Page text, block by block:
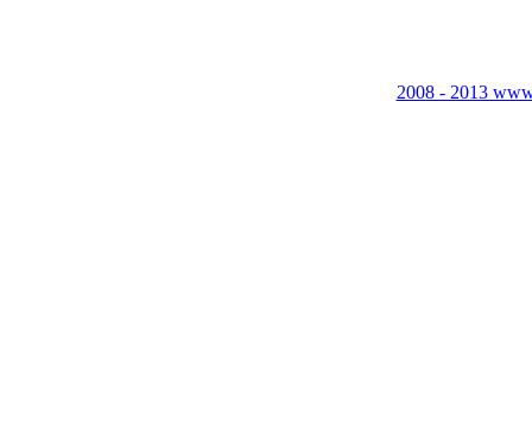
2008 - 2013